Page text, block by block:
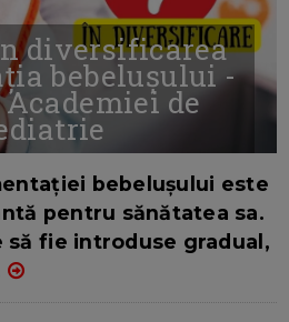
diversificarea
bebelușului -
de
bebelușului este
pentru sănătatea sa.
fie introduse gradual,